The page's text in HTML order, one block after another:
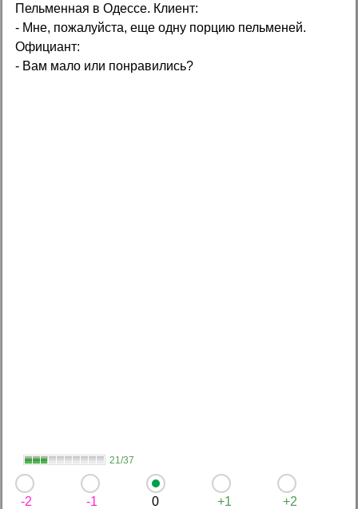
Пельменная в Одессе. Клиент:
- Мне, пожалуйста, еще одну порцию пельменей.
Официант:
- Вам мало или понравились?
21/37
-2 -1 0 +1 +2